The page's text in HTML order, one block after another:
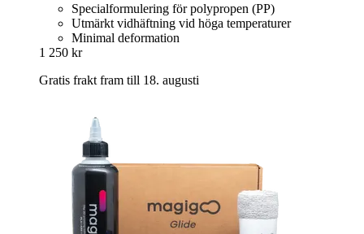
Specialformulering för polypropen (PP)
Utmärkt vidhäftning vid höga temperaturer
Minimal deformation
1 250 kr
Gratis frakt fram till 18. augusti